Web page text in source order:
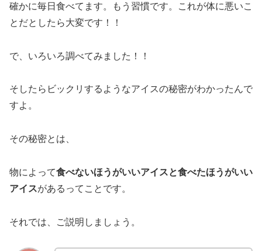
確かに毎日食べてます。もう習慣です。これが体に悪いこ
とだとしたら大変です！！
で、いろいろ調べてみました！！
そしたらビックリするようなアイスの秘密がわかったんで
すよ。
その秘密とは、
物によって食べないほうがいいアイスと食べたほうがいい
アイスがあるってことです。
それでは、ご説明しましょう。